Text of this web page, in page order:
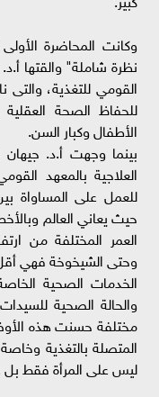
وكانت المحاضرة
نظرة شاملة" والقتها
القومي للتغذية،
للحفاظ الصحة
الأطفال وكبار السن.
بينما وجهت أ.د. جيهان
العلاجية بالمعهد
للعمل على المساواة
حيث يعاني العالم
العمر المختلفة من
وحتى الشيخوخة فهي
الخدمات الصحية
والحالة الصحية
مختلفة حسنت هذه
المتصلة بالتغذية
ليس على المرأة فقط بل